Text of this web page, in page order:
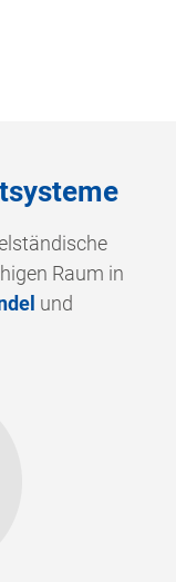
Raum in
und